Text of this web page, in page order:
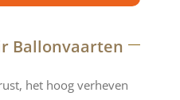
Ballonvaarten
het hoog verheven